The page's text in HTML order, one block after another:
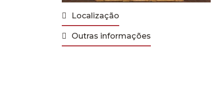
Localização
Outras informações